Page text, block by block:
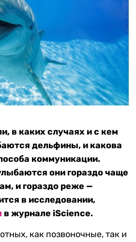
в каких случаях и с кем
дельфины, и какова
коммуникации.
они гораздо чаще
и гораздо реже —
в исследовании,
в журнале iScience.
как позвоночные, так и